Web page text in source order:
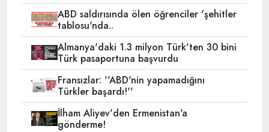
ABD saldırısında ölen öğrenciler 'şehitler
tablosu'nda..
Almanya'daki 1.3 milyon Türk'ten 30 bini
Türk pasaportuna başvurdu
Fransızlar: ''ABD'nin yapamadığını
Türkler başardı!''
İlham Aliyev'den Ermenistan'a
gönderme!